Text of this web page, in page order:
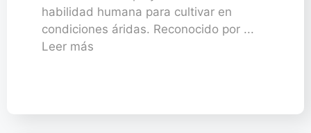
habilidad humana para cultivar en
condiciones áridas. Reconocido por ...
Leer más